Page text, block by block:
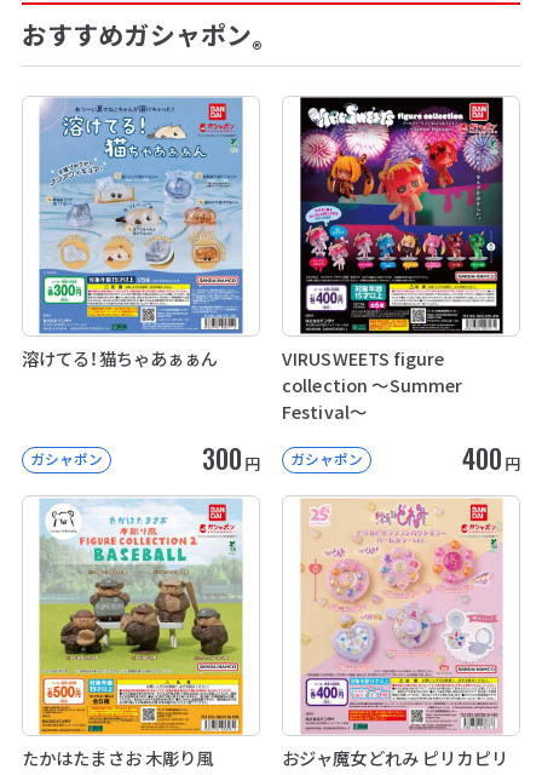
おすすめガシャポン®
溶けてる！猫ちゃあぁぁん
ガシャポン 300 円
VIRUSWEETS figure
collection ～Summer
Festival～
ガシャポン 400 円
たかはたまさお 木彫り風
おジャ魔女どれみ ピリカピリ